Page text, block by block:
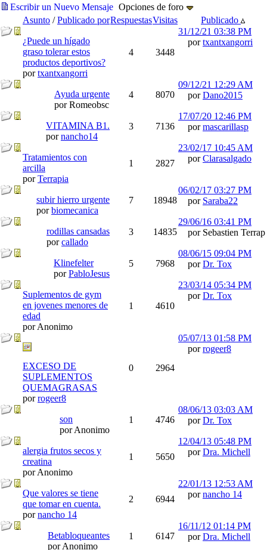
Escribir un Nuevo Mensaje Opciones de foro
Asunto /Publicado porRespuestasVisitas Publicado
¿Puede un hígado
graso tolerar estos
productos deportivos?
portxantxangorri
4 3448
31/12/21 03:38 PM
portxantxangorri
Ayuda urgente
por Romeobsc
4 8070
09/12/21 12:29 AM
porDano2015
VITAMINA B1.
pornancho14
3 7136
17/07/20 12:46 PM
pormascarillasp
Tratamientos con
arcilla
porTerrapia
1 2827
23/02/17 10:45 AM
porClarasalgado
subir hierro urgente
porbiomecanica
7 18948
06/02/17 03:27 PM
por Saraba22
rodillas cansadas
porcallado
3 14835
29/06/16 03:41 PM
por Sebastien Terrap
Klinefelter
porPabloJesus
5 7968
08/06/15 09:04 PM
porDr. Tox
Suplementos de gym
en jovenes menores de
edad
por Anonimo
1 4610
23/03/14 05:34 PM
porDr. Tox
EXCESO DE
SUPLEMENTOS
QUEMAGRASAS
porrogeer8
0 2964
05/07/13 01:58 PM
porrogeer8
son
por Anonimo
1 4746
08/06/13 03:03 AM
porDr. Tox
alergia frutos secos y
creatina
por Anonimo
1 5650
12/04/13 05:48 PM
porDra. Michell
Que valores se tiene
que tomar en cuenta.
pornancho 14
2 6944
22/01/13 12:53 AM
pornancho 14
Betabloqueantes
por Anonimo
1 6147
16/11/12 01:14 PM
porDra. Michell